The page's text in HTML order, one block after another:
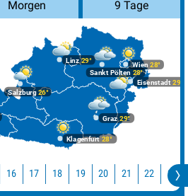
Morgen 9 Tage
Graz29°
Klagenfurt 28°
Linz29°
Salzburg26°
Wien 28°
Eisenstadt 29°
Sankt Pölten 28°
16 17 18 19 20 21 22 23